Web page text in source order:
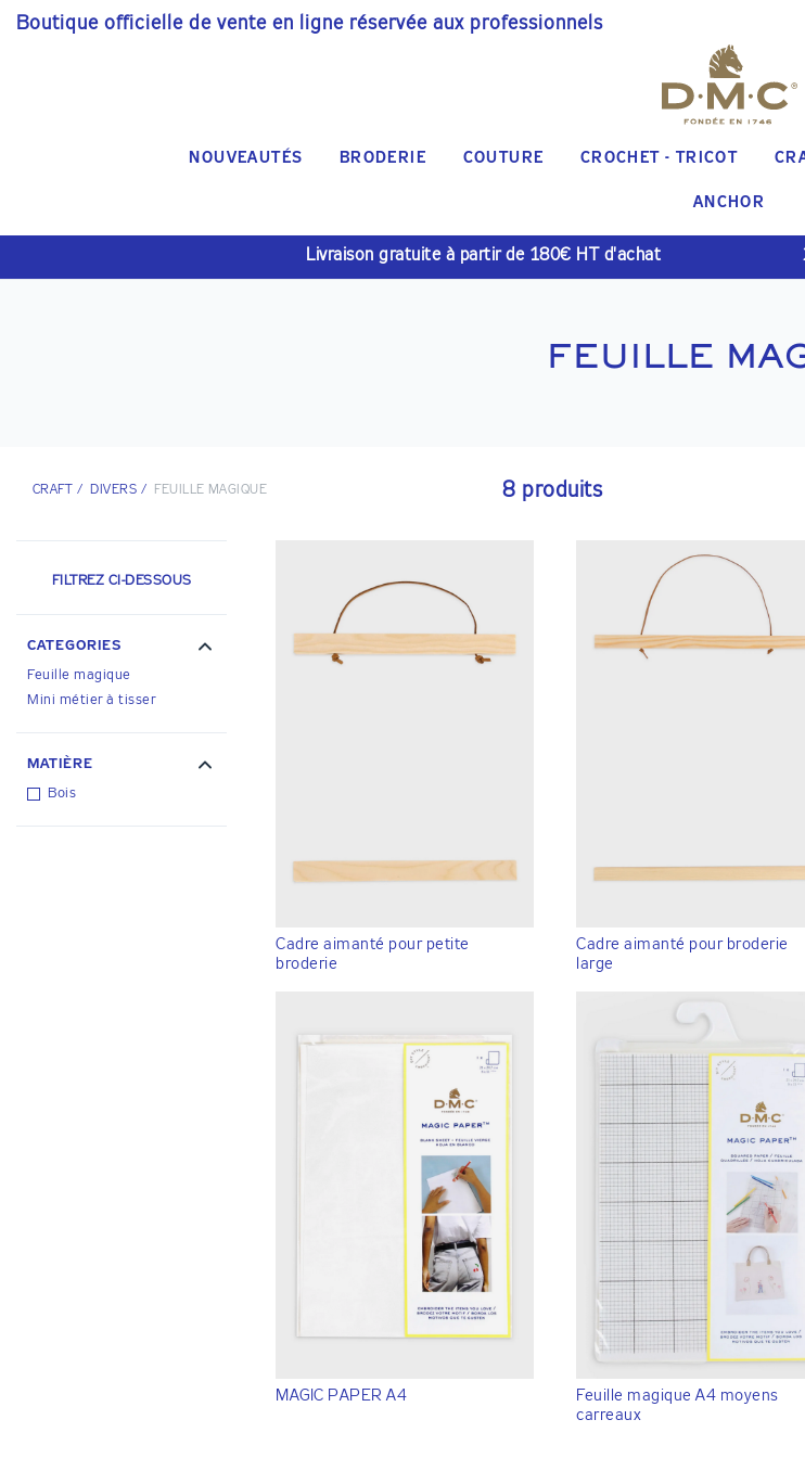
Boutique officielle de vente en ligne réservée aux professionnels
NOUVEAUTÉS BRODERIE COUTURE CROCHET - TRICOT
ANCHOR
Livraison gratuite à partir de 180€ HT d'achat
FEUILLE
CRAFT /DIVERS / FEUILLE MAGIQUE 8 produits
FILTREZ CI-DESSOUS
CATEGORIES
Feuille magique
Mini métier à tisser
MATIÈRE
Bois
Cadre aimanté pour petite
broderie
Cadre aimanté pour broderie
large
MAGIC PAPER A4
Feuille magique A4 moyens
carreaux